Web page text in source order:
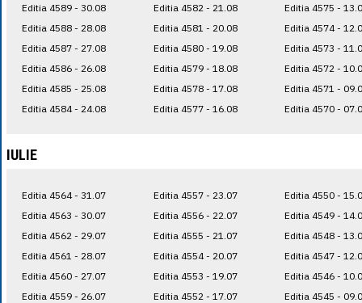
Editia 4589 - 30.08
Editia 4588 - 28.08
Editia 4587 - 27.08
Editia 4586 - 26.08
Editia 4585 - 25.08
Editia 4584 - 24.08
Editia 4582 - 21.08
Editia 4581 - 20.08
Editia 4580 - 19.08
Editia 4579 - 18.08
Editia 4578 - 17.08
Editia 4577 - 16.08
Editia 4575 -
Editia 4574 -
Editia 4573 -
Editia 4572 -
Editia 4571 -
Editia 4570 -
IULIE
Editia 4564 - 31.07
Editia 4563 - 30.07
Editia 4562 - 29.07
Editia 4561 - 28.07
Editia 4560 - 27.07
Editia 4559 - 26.07
Editia 4557 - 23.07
Editia 4556 - 22.07
Editia 4555 - 21.07
Editia 4554 - 20.07
Editia 4553 - 19.07
Editia 4552 - 17.07
Editia 4550 -
Editia 4549 -
Editia 4548 -
Editia 4547 -
Editia 4546 -
Editia 4545 -